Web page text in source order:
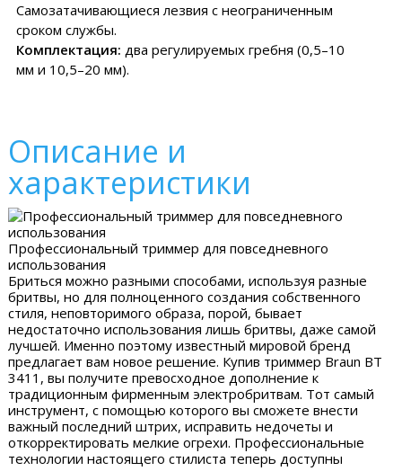
Самозатачивающиеся лезвия с неограниченным
сроком службы.
Комплектация: два регулируемых гребня (0,5–10
мм и 10,5–20 мм).
Описание и
характеристики
Профессиональный триммер для повседневного
использования
Бриться можно разными способами, используя разные
бритвы, но для полноценного создания собственного
стиля, неповторимого образа, порой, бывает
недостаточно использования лишь бритвы, даже самой
лучшей. Именно поэтому известный мировой бренд
предлагает вам новое решение. Купив триммер Braun BT
3411, вы получите превосходное дополнение к
традиционным фирменным электробритвам. Тот самый
инструмент, с помощью которого вы сможете внести
важный последний штрих, исправить недочеты и
откорректировать мелкие огрехи. Профессиональные
технологии настоящего стилиста теперь доступны